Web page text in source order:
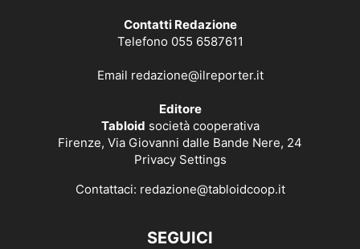
Contatti Redazione
Telefono 055 6587611
Email redazione@ilreporter.it
Editore
Tabloid società cooperativa
Firenze, Via Giovanni dalle Bande Nere, 24
Privacy Settings
Contattaci: redazione@tabloidcoop.it
SEGUICI